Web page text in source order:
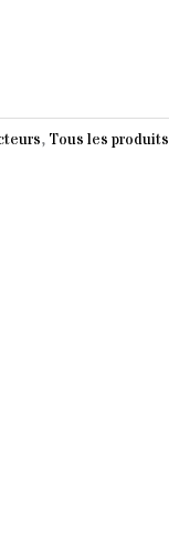
, Tous les produits